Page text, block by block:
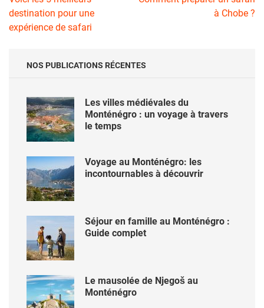
de
l’article
destination pour une
expérience de safari
à Chobe ?
NOS PUBLICATIONS RÉCENTES
Les villes médiévales du
Monténégro : un voyage à travers
le temps
Voyage au Monténégro: les
incontournables à découvrir
Séjour en famille au Monténégro :
Guide complet
Le mausolée de Njegoš au
Monténégro